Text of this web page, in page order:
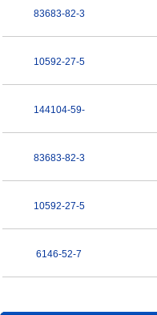
83683-82-3
10592-27-5
144104-59-
83683-82-3
10592-27-5
6146-52-7